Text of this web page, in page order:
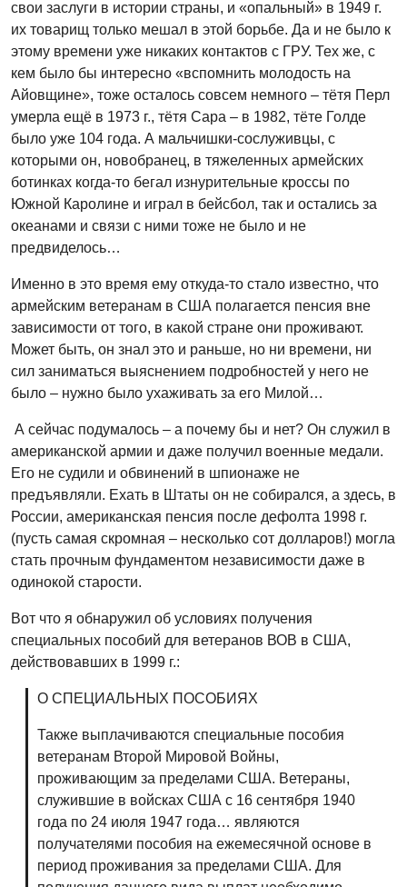
свои заслуги в истории страны, и «опальный» в 1949 г.
их товарищ только мешал в этой борьбе. Да и не было к
этому времени уже никаких контактов с ГРУ. Тех же, с
кем было бы интересно «вспомнить молодость на
Айовщине», тоже осталось совсем немного – тётя Перл
умерла ещё в 1973 г., тётя Сара – в 1982, тёте Голде
было уже 104 года. А мальчишки-сослуживцы, с
которыми он, новобранец, в тяжеленных армейских
ботинках когда-то бегал изнурительные кроссы по
Южной Каролине и играл в бейсбол, так и остались за
океанами и связи с ними тоже не было и не
предвиделось…
Именно в это время ему откуда-то стало известно, что
армейским ветеранам в США полагается пенсия вне
зависимости от того, в какой стране они проживают.
Может быть, он знал это и раньше, но ни времени, ни
сил заниматься выяснением подробностей у него не
было – нужно было ухаживать за его Милой…
А сейчас подумалось – а почему бы и нет? Он служил в
американской армии и даже получил военные медали.
Его не судили и обвинений в шпионаже не
предъявляли. Ехать в Штаты он не собирался, а здесь, в
России, американская пенсия после дефолта 1998 г.
(пусть самая скромная – несколько сот долларов!) могла
стать прочным фундаментом независимости даже в
одинокой старости.
Вот что я обнаружил об условиях получения
специальных пособий для ветеранов ВОВ в США,
действовавших в 1999 г.:
О СПЕЦИАЛЬНЫХ ПОСОБИЯХ
Также выплачиваются специальные пособия
ветеранам Второй Мировой Войны,
проживающим за пределами США. Ветераны,
служившие в войсках США с 16 сентября 1940
года по 24 июля 1947 года… являются
получателями пособия на ежемесячной основе в
период проживания за пределами США. Для